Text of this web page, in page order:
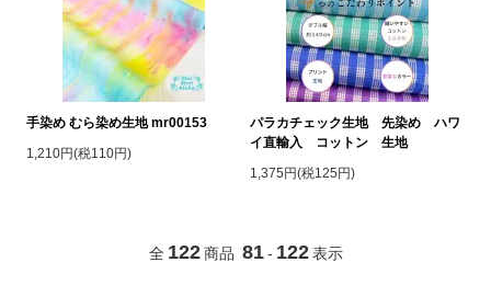
手染め むら染め生地 mr00153
1,210円(税110円)
パラカチェック生地 先染め ハワ
イ直輸入 コットン 生地
1,375円(税125円)
全 122 商品 81 - 122 表示